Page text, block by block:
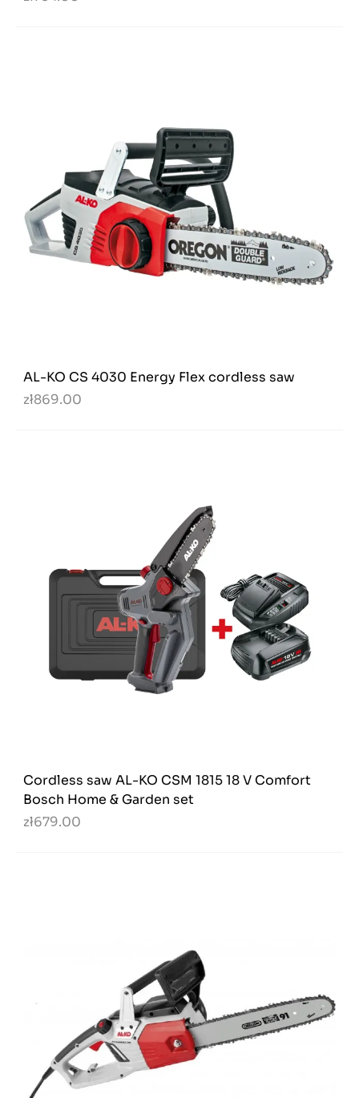
AL-KO CS 4030 Energy Flex cordless saw
zł869.00
Cordless saw AL-KO CSM 1815 18 V Comfort
Bosch Home & Garden set
zł679.00